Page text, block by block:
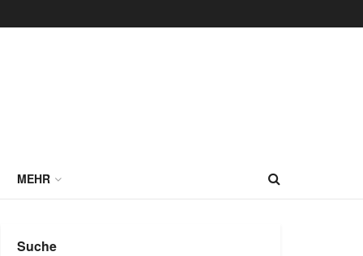
MEHR
Suche